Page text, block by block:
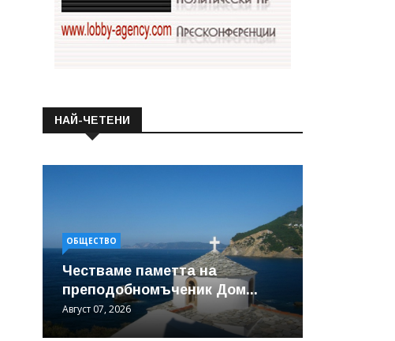
НАЙ-ЧЕТЕНИ
ОБЩЕСТВО
Честваме паметта на
преподобномъченик Дом...
Август 07, 2026